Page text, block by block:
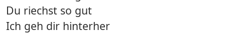
Du riechst so gut
Ich geh dir hinterher